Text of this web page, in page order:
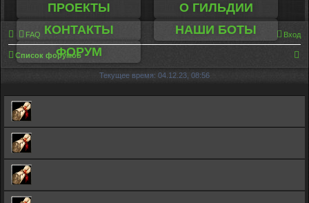
ПРОЕКТЫ
О ГИЛЬДИИ
КОНТАКТЫ
НАШИ БОТЫ
ФОРУМ
FAQ Вход
Список форумов
Текущее время: 04.12.23, 08:56